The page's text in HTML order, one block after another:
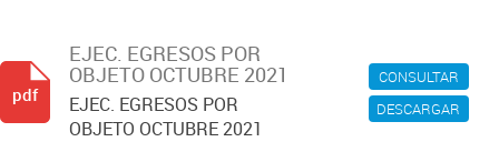
CONSULTAR
DESCARGAR
EJEC. EGRESOS POR
OBJETO OCTUBRE 2021
EJEC. EGRESOS POR
OBJETO OCTUBRE 2021
pdf